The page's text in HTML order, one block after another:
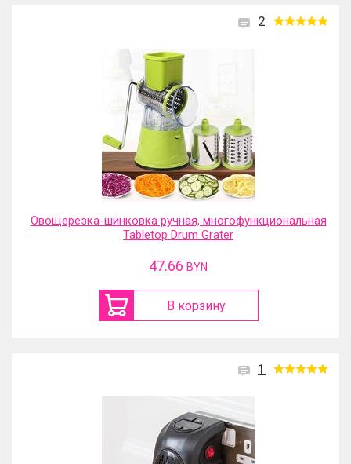
2
Овощерезка-шинковка ручная, многофункциональная
Tabletop Drum Grater
47.66 BYN
В корзину
1